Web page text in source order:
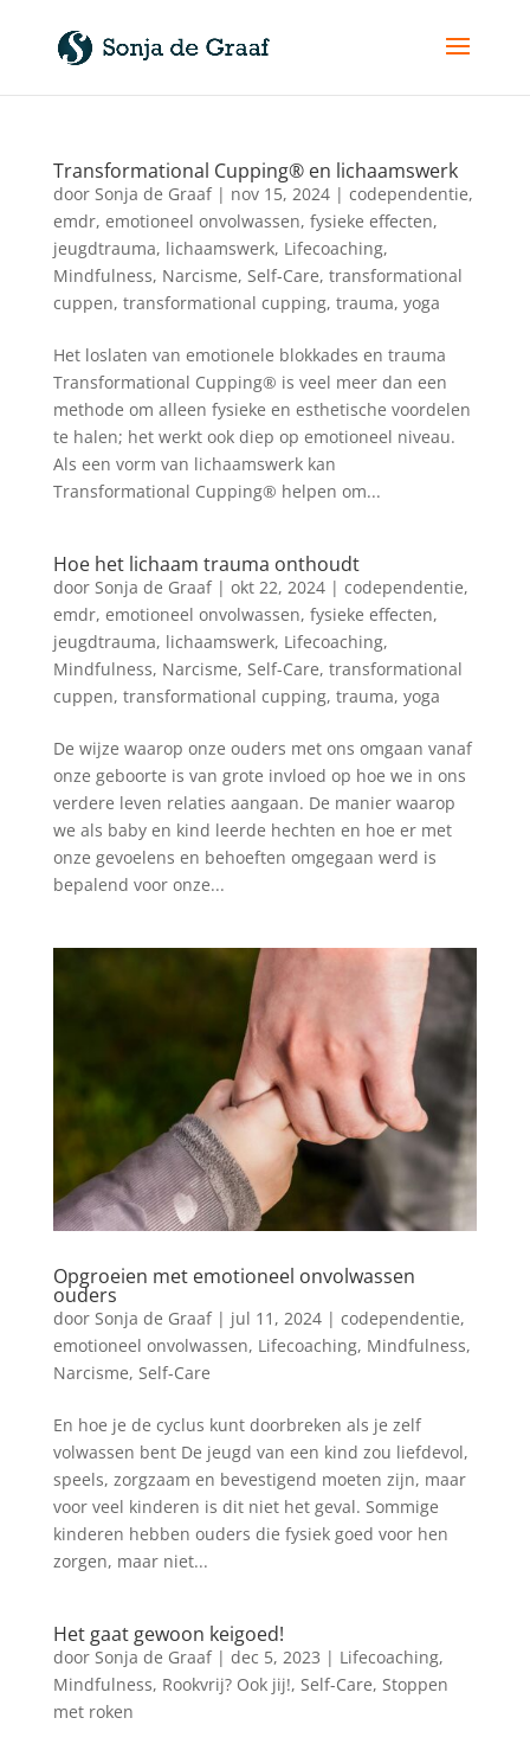
Transformational Cupping® en lichaamswerk
door Sonja de Graaf| nov 15, 2024| codependentie,
emdr, emotioneel onvolwassen, fysieke effecten,
jeugdtrauma, lichaamswerk, Lifecoaching,
Mindfulness, Narcisme, Self-Care, transformational
cuppen, transformational cupping, trauma, yoga
Het loslaten van emotionele blokkades en trauma
Transformational Cupping® is veel meer dan een
methode om alleen fysieke en esthetische voordelen
te halen; het werkt ook diep op emotioneel niveau.
Als een vorm van lichaamswerk kan
Transformational Cupping® helpen om...
Hoe het lichaam trauma onthoudt
door Sonja de Graaf| okt 22, 2024| codependentie,
emdr, emotioneel onvolwassen, fysieke effecten,
jeugdtrauma, lichaamswerk, Lifecoaching,
Mindfulness, Narcisme, Self-Care, transformational
cuppen, transformational cupping, trauma, yoga
De wijze waarop onze ouders met ons omgaan vanaf
onze geboorte is van grote invloed op hoe we in ons
verdere leven relaties aangaan. De manier waarop
we als baby en kind leerde hechten en hoe er met
onze gevoelens en behoeften omgegaan werd is
bepalend voor onze...
Opgroeien met emotioneel onvolwassen
ouders
door Sonja de Graaf| jul 11, 2024| codependentie,
emotioneel onvolwassen, Lifecoaching, Mindfulness,
Narcisme, Self-Care
En hoe je de cyclus kunt doorbreken als je zelf
volwassen bent De jeugd van een kind zou liefdevol,
speels, zorgzaam en bevestigend moeten zijn, maar
voor veel kinderen is dit niet het geval. Sommige
kinderen hebben ouders die fysiek goed voor hen
zorgen, maar niet...
Het gaat gewoon keigoed!
door Sonja de Graaf| dec 5, 2023 | Lifecoaching,
Mindfulness, Rookvrij? Ook jij!, Self-Care, Stoppen
met roken